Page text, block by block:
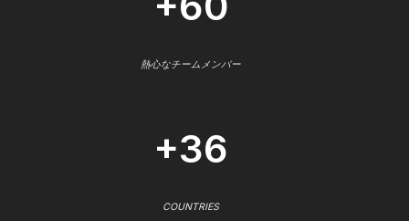
熱心なチームメンバー
+36
COUNTRIES